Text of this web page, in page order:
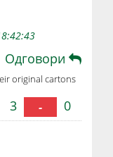
Одговори
original cartons
3 - 0